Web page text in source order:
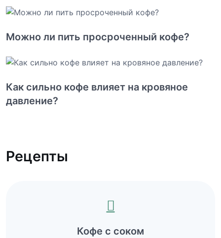
Можно ли пить просроченный кофе?
Как сильно кофе влияет на кровяное
давление?
Рецепты
Кофе с соком